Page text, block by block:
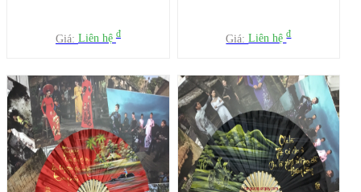
Giá: Liên hệ đ Giá:Liên hệđ